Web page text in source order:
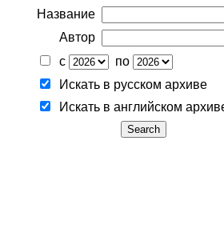
Название
Автор
с
по
Искать в русском архиве
Искать в английском